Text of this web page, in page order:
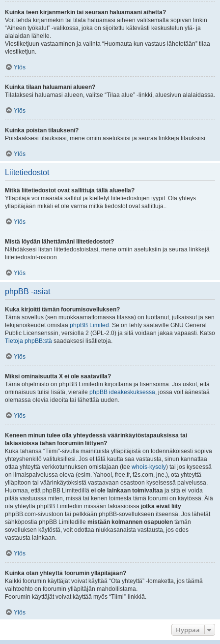
Kuinka teen kirjanmerkin tai seuraan haluamaani aihetta?
Voit tehdä kirjanmekin tai tilata haluamasi aiheen valitsemalla sopivan linkin
“Aiheen työkalut” -valikossa, joka on sijoitettu kätevästi keskustelun ylä- ja
alalaidan lähelle.
Viestiketjuun vastaaminen ja valinta “Huomauta kun vastaus lähetetään” tilaa
viestiketjun.
Ylös
Kuinka tilaan haluamani alueen?
Tilataksesi haluamasi alueen, valitse “Tilaa alue” -linkki, aluesivun alalaidassa.
Ylös
Kuinka poistan tilaukseni?
Poistaaksesi tilauksiasi, mene omiin asetuksiisi ja seuraa linkkejä tilauksiisi.
Ylös
Liitetiedostot
Mitkä liitetiedostot ovat sallittuja tällä alueella?
Ylläpitäjä voi määrätä sallitut ja kielletyt liitetiedostojen tyypit. Ota yhteys
ylläpitäjään mikäli et ole varma mitkä tiedostot ovat sallittuja..
Ylös
Mistä löydän lähettämäni liitetiedostot?
Nähdäksesi listan liitetiedostoistasi, mene omiin asetuksiin ja seuraa linkkejä
liitetiedostot-osioon.
Ylös
phpBB -asiat
Kuka kirjoitti tämän foorumisovelluksen?
Tämä sovellus (sen muokkaamattomassa tilassa) on tuottanut, julkaissut ja sen
tekijänoikeudet omistaa phpBB Limited . Se on tehty saataville GNU General
Public Licensenssin, versiolla 2 (GPL-2.0) ja sitä voidaan jakaa vapaasti. Katso
Tietoja phpBB:stä saadaksesi lisätietoja.
Ylös
Miksi ominaisuutta X ei ole saatavilla?
Tämä ohjelmisto on phpBB Limitedin kirjoittama ja lisensoima. Jos uskot, että
ominaisuus tulisi lisätä, vieraile phpBB ideakeskuksessa, jossa voit äänestää
olemassa olevia ideoita tai lähettää uuden.
Ylös
Keneen minun tulee olla yhteydessä väärinkäytöstapauksissa tai
lakiasioissa tähän foorumiin liittyen?
Kuka tahansa “Tiimi”-sivulla mainituista ylläpitäjistä on todennäköisesti sopiva
yhteyshenkilö valituksillesi. Jos et tätä kautta saa vastausta, sinun kannattaa
ottaa yhteyttä verkkotunnuksen omistajaan (tee whois-kysely) tai jos kyseessä
on ilmaispalvelussa oleva (esim. Yahoo!, free.fr, f2s.com, jne.), ota yhteyttä
ylläpitoon tai väärinkäytöksistä vastaavaan osastoon kyseisessä palvelussa.
Huomaa, että phpBB Limitedillä ei ole lainkaan toimivaltaa ja sitä ei voida
pitää vastuussa miten, missä tai kenen toimesta tämä foorumi on käytössä. Älä
ota yhteyttä phpBB Limitediin missään lakiasioissa jotka eivät liity
phpBB.com-sivustoon tai pelkkään phpBB-sovellukseen itseensä. Jos lähetät
sähköpostia phpBB Limitedille mistään kolmannen osapuolen tämän
sovelluksen käytöstä, voit odottaa niukkasanaista vastausta, jos edes
vastausta lainkaan.
Ylös
Kuinka otan yhteyttä foorumin ylläpitäjään?
Kaikki foorumin käyttäjät voivat käyttää “Ota yhteyttä” -lomaketta, jos täämä
vaihtoehto on foorumin ylläpitäjän mahdollistama.
Foorumin käyttäjät voivat käyttää myös “Tiimi”-linkkiä.
Ylös
Hyppää